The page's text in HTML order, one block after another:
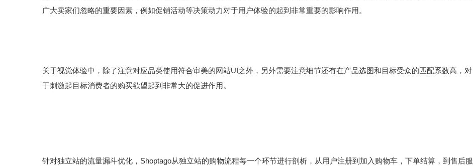
广大卖家们忽略的重要因素，例如促销活动等决策动力对于用户体验的起到非常重要的影响作用。
关于视觉体验中，除了注意对应品类使用符合审美的网站UI之外，另外需要注意细节还有在产品选图和目标受众的匹配系数高，对
于刺激起目标消费者的购买欲望起到非常大的促进作用。
针对独立站的流量漏斗优化，Shoptago从独立站的购物流程每一个环节进行剖析，从用户注册到加入购物车，下单结算，到售后服